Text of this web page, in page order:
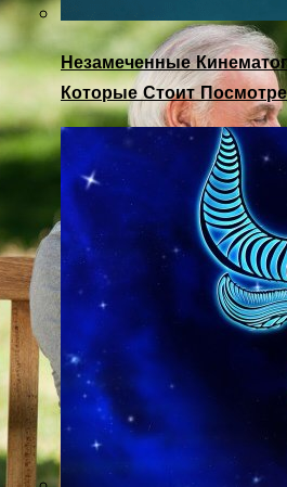
Незамеченные
Которые Стоит